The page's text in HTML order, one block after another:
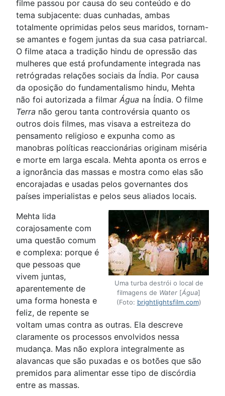
filme passou por causa do seu conteúdo e do
tema subjacente: duas cunhadas, ambas
totalmente oprimidas pelos seus maridos, tornam-
se amantes e fogem juntas da sua casa patriarcal.
O filme ataca a tradição hindu de opressão das
mulheres que está profundamente integrada nas
retrógradas relações sociais da Índia. Por causa
da oposição do fundamentalismo hindu, Mehta
não foi autorizada a filmar Água na Índia. O filme
Terra não gerou tanta controvérsia quanto os
outros dois filmes, mas visava a estreiteza do
pensamento religioso e expunha como as
manobras políticas reaccionárias originam miséria
e morte em larga escala. Mehta aponta os erros e
a ignorância das massas e mostra como elas são
encorajadas e usadas pelos governantes dos
países imperialistas e pelos seus aliados locais.
Uma turba destrói o local de
filmagens de Water [Água]
(Foto: brightlightsfilm.com)
Mehta lida
corajosamente com
uma questão comum
e complexa: porque é
que pessoas que
vivem juntas,
aparentemente de
uma forma honesta e
feliz, de repente se
voltam umas contra as outras. Ela descreve
claramente os processos envolvidos nessa
mudança. Mas não explora integralmente as
alavancas que são puxadas e os botões que são
premidos para alimentar esse tipo de discórdia
entre as massas.